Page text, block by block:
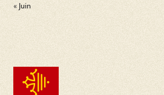
« Juin